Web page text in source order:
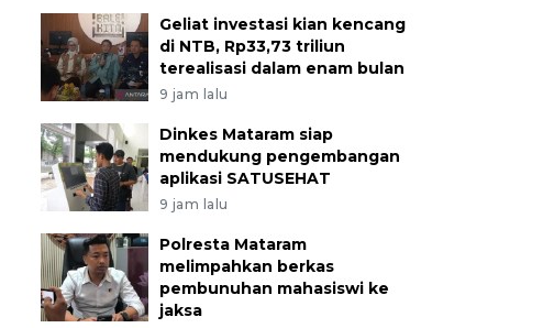
Geliat investasi kian kencang
di NTB, Rp33,73 triliun
terealisasi dalam enam bulan
9 jam lalu
Dinkes Mataram siap
mendukung pengembangan
aplikasi SATUSEHAT
9 jam lalu
Polresta Mataram
melimpahkan berkas
pembunuhan mahasiswi ke
jaksa